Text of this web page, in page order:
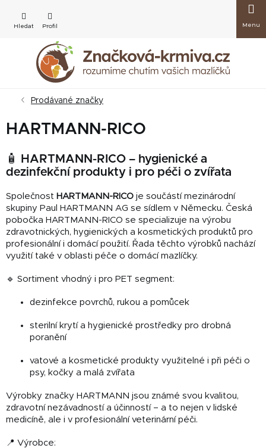
obsah
košík
Prodávané značky
HARTMANN-RICO
🧴 HARTMANN-RICO – hygienické a
dezinfekční produkty i pro péči o zvířata
Společnost HARTMANN-RICO je součástí mezinárodní
skupiny Paul HARTMANN AG se sídlem v Německu. Česká
pobočka HARTMANN-RICO se specializuje na výrobu
zdravotnických, hygienických a kosmetických produktů pro
profesionální i domácí použití. Řada těchto výrobků nachází
využití také v oblasti péče o domácí mazlíčky.
🔹 Sortiment vhodný i pro PET segment:
dezinfekce povrchů, rukou a pomůcek
sterilní krytí a hygienické prostředky pro drobná
poranění
vatové a kosmetické produkty využitelné i při péči o
psy, kočky a malá zvířata
Výrobky značky HARTMANN jsou známé svou kvalitou,
zdravotní nezávadností a účinností – a to nejen v lidské
medicíně, ale i v profesionální veterinární péči.
📍 Výrobce: